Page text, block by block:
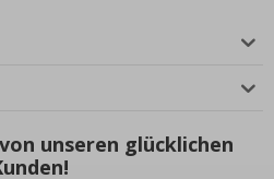
unseren glücklichen